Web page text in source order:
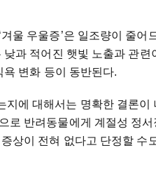
울 우울증’은 일조량이 줄
과 적어진 햇빛 노출과 관
변화 등이 동반된다.
에 대해서는 명확한 결론이
로 반려동물에게 계절성 정
상이 전혀 없다고 단정할 수